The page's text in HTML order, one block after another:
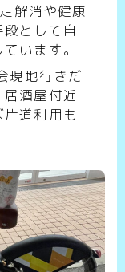
解消や健康
として自
います。
現地行きだ
酒屋付近
道利用も